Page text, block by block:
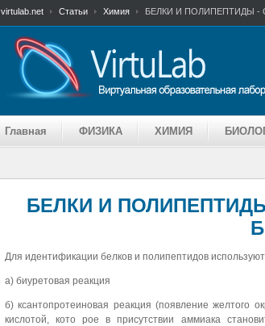
virtulab.net Статьи Химия БЕЛКИ И ПОЛИПЕПТИДЫ -
Главная ФИЗИКА ХИМИЯ
БЕЛКИ И
Для идентификации белков и полипептидов
а) биуретовая реакция
б) ксантопротеиновая реакция (появление желтого
кислотой, кото рое в присутствии аммиака